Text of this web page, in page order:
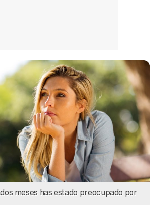
meses has estado preocupado por